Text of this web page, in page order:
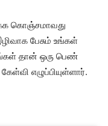
கொஞ்சமாவது
பேசும் உங்கள்
தான் ஒரு பெண்
எழுப்பியுள்ளார்.